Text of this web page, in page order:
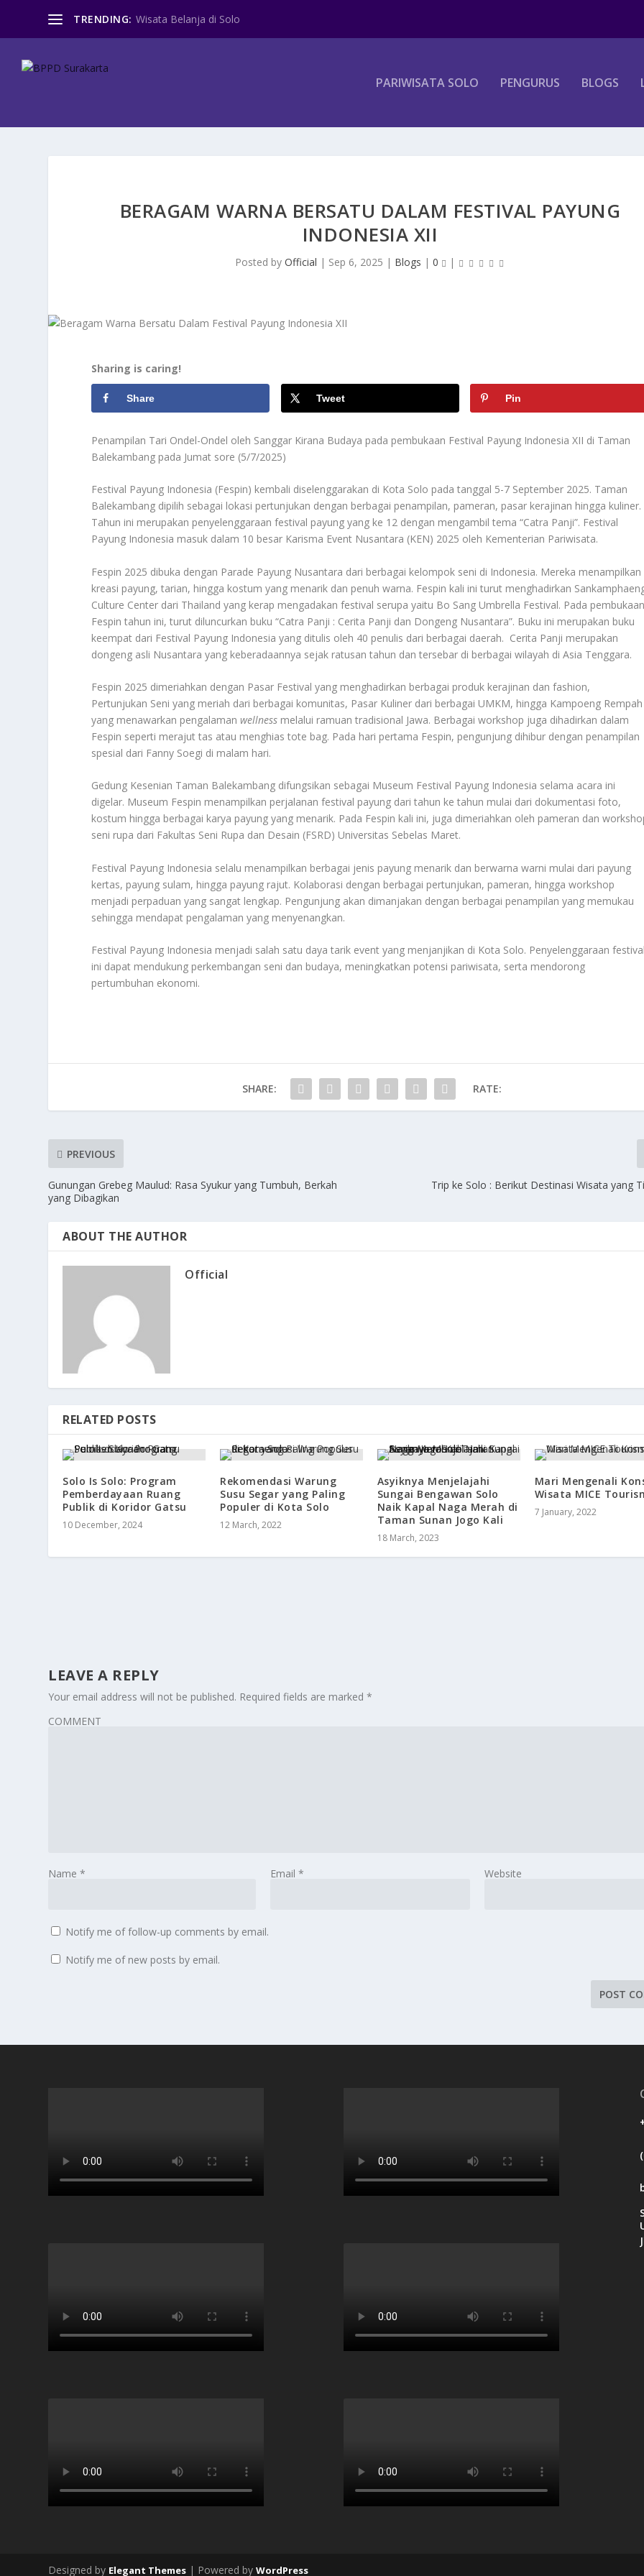
TRENDING: Wisata Belanja di Solo
PARIWISATA SOLO PENGURUS BLOGS
BERAGAM WARNA BERSATU DALAM FESTIVAL PAYUNG
INDONESIA XII
Posted by Official | Sep 6, 2025 | Blogs | 0 |
Sharing is caring!
Share Tweet Pin
Penampilan Tari Ondel-Ondel oleh Sanggar Kirana Budaya pada pembukaan Festival Payung Indonesia XII di Taman
Balekambang pada Jumat sore (5/7/2025)
Festival Payung Indonesia (Fespin) kembali diselenggarakan di Kota Solo pada tanggal 5-7 September 2025. Taman
Balekambang dipilih sebagai lokasi pertunjukan dengan berbagai penampilan, pameran, pasar kerajinan hingga kuliner.
Tahun ini merupakan penyelenggaraan festival payung yang ke 12 dengan mengambil tema “Catra Panji”. Festival
Payung Indonesia masuk dalam 10 besar Karisma Event Nusantara (KEN) 2025 oleh Kementerian Pariwisata.
Fespin 2025 dibuka dengan Parade Payung Nusantara dari berbagai kelompok seni di Indonesia. Mereka menampilkan
kreasi payung, tarian, hingga kostum yang menarik dan penuh warna. Fespin kali ini turut menghadirkan
Culture Center dari Thailand yang kerap mengadakan festival serupa yaitu Bo Sang Umbrella Festival. Pada pembukaan
Fespin tahun ini, turut diluncurkan buku “Catra Panji : Cerita Panji dan Dongeng Nusantara”. Buku ini merupakan buku
keempat dari Festival Payung Indonesia yang ditulis oleh 40 penulis dari berbagai daerah. Cerita Panji merupakan
dongeng asli Nusantara yang keberadaannya sejak ratusan tahun dan tersebar di berbagai wilayah di Asia Tenggara.
Fespin 2025 dimeriahkan dengan Pasar Festival yang menghadirkan berbagai produk kerajinan dan fashion,
Pertunjukan Seni yang meriah dari berbagai komunitas, Pasar Kuliner dari berbagai UMKM, hingga Kampoeng Rempah
yang menawarkan pengalamanwellness melalui ramuan tradisional Jawa. Berbagai workshop juga dihadirkan dalam
Fespin seperti merajut tas atau menghias tote bag. Pada hari pertama Fespin, pengunjung dihibur dengan penampilan
spesial dari Fanny Soegi di malam hari.
Gedung Kesenian Taman Balekambang difungsikan sebagai Museum Festival Payung Indonesia selama acara ini
digelar. Museum Fespin menampilkan perjalanan festival payung dari tahun ke tahun mulai dari dokumentasi foto,
kostum hingga berbagai karya payung yang menarik. Pada Fespin kali ini, juga dimeriahkan oleh pameran dan
seni rupa dari Fakultas Seni Rupa dan Desain (FSRD) Universitas Sebelas Maret.
Festival Payung Indonesia selalu menampilkan berbagai jenis payung menarik dan berwarna warni mulai dari payung
kertas, payung sulam, hingga payung rajut. Kolaborasi dengan berbagai pertunjukan, pameran, hingga workshop
menjadi perpaduan yang sangat lengkap. Pengunjung akan dimanjakan dengan berbagai penampilan yang memukau
sehingga mendapat pengalaman yang menyenangkan.
Festival Payung Indonesia menjadi salah satu daya tarik event yang menjanjikan di Kota Solo. Penyelenggaraan festival
ini dapat mendukung perkembangan seni dan budaya, meningkatkan potensi pariwisata, serta mendorong
pertumbuhan ekonomi.
SHARE: RATE:
PREVIOUS
Gunungan Grebeg Maulud: Rasa Syukur yang Tumbuh, Berkah
yang Dibagikan
Trip ke Solo : Berikut Destinasi Wisata yang
ABOUT THE AUTHOR
Official
RELATED POSTS
Solo Is Solo: Program
Pemberdayaan Ruang
Publik di Koridor Gatsu
10 December, 2024
Rekomendasi Warung
Susu Segar yang Paling
Populer di Kota Solo
12 March, 2022
Asyiknya Menjelajahi
Sungai Bengawan Solo
Naik Kapal Naga Merah di
Taman Sunan Jogo Kali
18 March, 2023
Mari Mengenali
Wisata MICE
7 January, 2022
LEAVE A REPLY
Your email address will not be published. Required fields are marked*
COMMENT
Name* Email * Website
Notify me of follow-up comments by email.
Notify me of new posts by email.
Designed by Elegant Themes | Powered byWordPress